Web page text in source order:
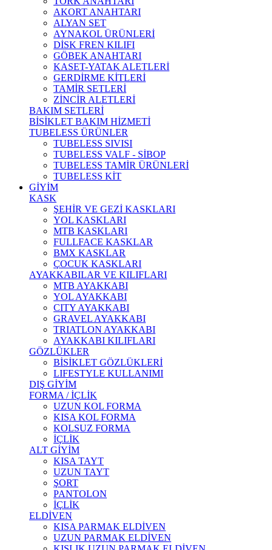
AKORT ANAHTARI
ALYAN SET
AYNAKOL ÜRÜNLERİ
DİSK FREN KILIFI
GÖBEK ANAHTARI
KASET-YATAK ALETLERİ
GERDİRME KİTLERİ
TAMİR SETLERİ
ZİNCİR ALETLERİ
BAKIM SETLERİ
BİSİKLET BAKIM HİZMETİ
TUBELESS ÜRÜNLER
TUBELESS SIVISI
TUBELESS VALF - SİBOP
TUBELESS TAMİR ÜRÜNLERİ
TUBELESS KİT
GİYİM
KASK
ŞEHİR VE GEZİ KASKLARI
YOL KASKLARI
MTB KASKLARI
FULLFACE KASKLAR
BMX KASKLAR
ÇOCUK KASKLARI
AYAKKABILAR VE KILIFLARI
MTB AYAKKABI
YOL AYAKKABI
CITY AYAKKABI
GRAVEL AYAKKABI
TRIATLON AYAKKABI
AYAKKABI KILIFLARI
GÖZLÜKLER
BİSİKLET GÖZLÜKLERİ
LIFESTYLE KULLANIMI
DIŞ GİYİM
FORMA / İÇLİK
UZUN KOL FORMA
KISA KOL FORMA
KOLSUZ FORMA
İÇLİK
ALT GİYİM
KISA TAYT
UZUN TAYT
ŞORT
PANTOLON
İÇLİK
ELDİVEN
KISA PARMAK ELDİVEN
UZUN PARMAK ELDİVEN